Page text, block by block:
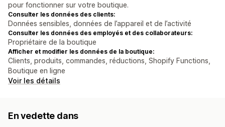
pour fonctionner sur votre boutique.
Consulter les données des clients:
Données sensibles, données de l’appareil et de l’activité
Consulter les données des employés et des collaborateurs:
Propriétaire de la boutique
Afficher et modifier les données de la boutique:
Clients, produits, commandes, réductions, Shopify Functions,
Boutique en ligne
Voir les détails
En vedette dans